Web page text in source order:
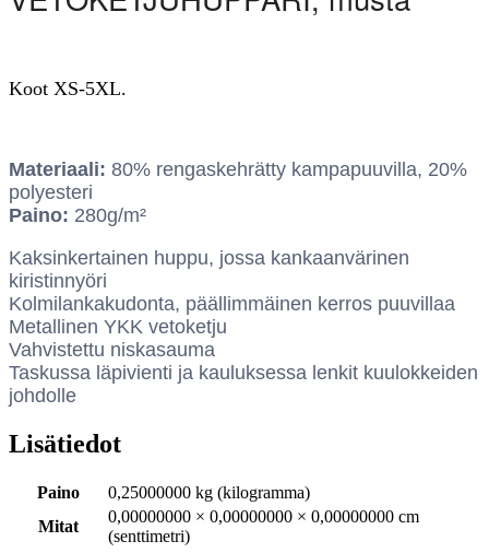
Koot XS-5XL.
Materiaali: 80% rengaskehrätty kampapuuvilla, 20%
polyesteri
Paino: 280g/m²
Kaksinkertainen huppu, jossa kankaanvärinen
kiristinnyöri
Kolmilankakudonta, päällimmäinen kerros puuvillaa
Metallinen YKK vetoketju
Vahvistettu niskasauma
Taskussa läpivienti ja kauluksessa lenkit kuulokkeiden
johdolle
Lisätiedot
Paino
0,25000000 kg (kilogramma)
Mitat
0,00000000 × 0,00000000 × 0,00000000 cm
(senttimetri)